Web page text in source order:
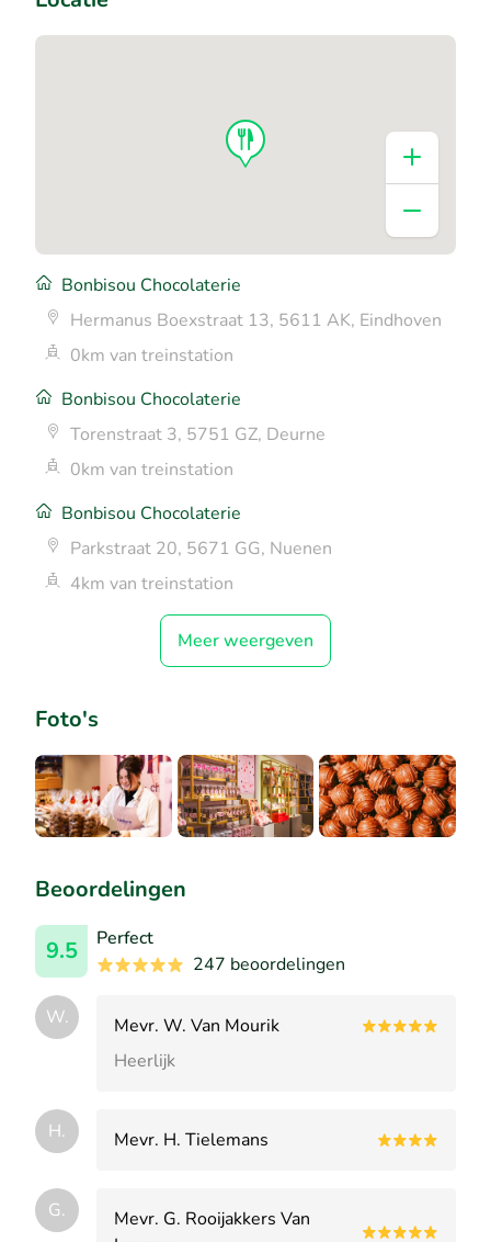
Foto's
Beoordelingen
9.5
Perfect
247 beoordelingen
W.
Mevr. W. Van Mourik
Heerlijk
H. Mevr. H. Tielemans
G.
Mevr. G. Rooijakkers Van
Bonbisou Chocolaterie
Hermanus Boexstraat 13, 5611 AK, Eindhoven
0km van treinstation
Bonbisou Chocolaterie
Torenstraat 3, 5751 GZ, Deurne
0km van treinstation
Bonbisou Chocolaterie
Parkstraat 20, 5671 GG, Nuenen
4km van treinstation
Meer weergeven